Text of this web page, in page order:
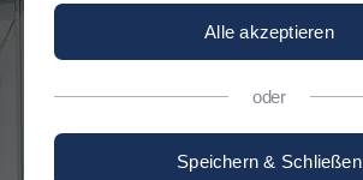
Umdenken in Sachen Energie
Mehr erfahren
Alle akzeptieren
oder
Speichern & Schließen